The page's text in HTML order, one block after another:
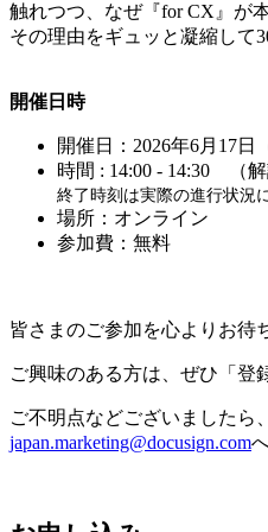
触れつつ、なぜ『for CX』が
その理由をギュッと凝縮して
開催日時
開催日：2026年6月17日
時間 : 14:00 - 14:30 （
終了時刻は実際の進行状況
場所：オンライン
参加費：無料
皆さまのご参加を心よりお待
ご興味のある方は、ぜひ「登
ご不明点などございましたら、
japan.marketing@docusign.com